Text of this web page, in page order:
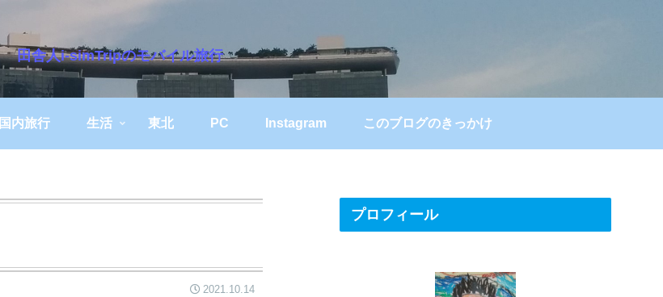
田舎人i-simTripのモバイル旅行
国内旅行 生活 東北 PC Instagram このブログのきっかけ
2021.10.14
プロフィール